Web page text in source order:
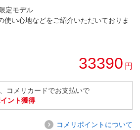
定モデル
使い心地などをご紹介いただいておりま
33390 円
コメリカードでお支払いで
ント獲得
コメリポイントについて